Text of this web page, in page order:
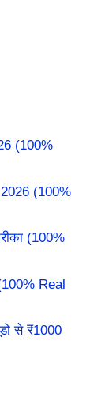
(100%
(100%
(100%
Real
से ₹1000